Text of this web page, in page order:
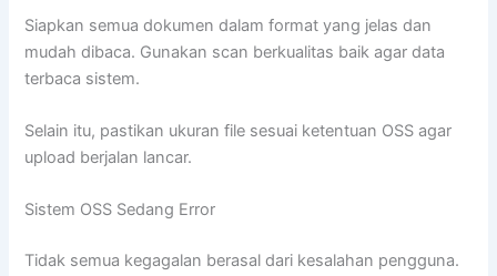
Siapkan semua dokumen dalam format yang jelas dan
mudah dibaca. Gunakan scan berkualitas baik agar data
terbaca sistem.
Selain itu, pastikan ukuran file sesuai ketentuan OSS agar
upload berjalan lancar.
Sistem OSS Sedang Error
Tidak semua kegagalan berasal dari kesalahan pengguna.